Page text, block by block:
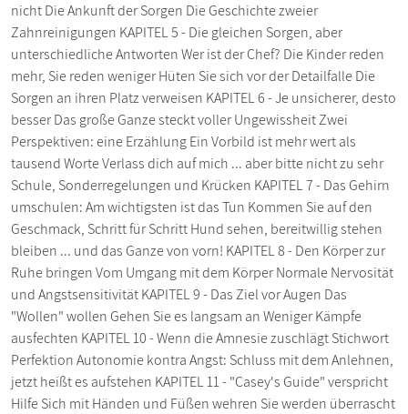
nicht Die Ankunft der Sorgen Die Geschichte zweier
Zahnreinigungen KAPITEL 5 - Die gleichen Sorgen, aber
unterschiedliche Antworten Wer ist der Chef? Die Kinder reden
mehr, Sie reden weniger Hüten Sie sich vor der Detailfalle Die
Sorgen an ihren Platz verweisen KAPITEL 6 - Je unsicherer, desto
besser Das große Ganze steckt voller Ungewissheit Zwei
Perspektiven: eine Erzählung Ein Vorbild ist mehr wert als
tausend Worte Verlass dich auf mich ... aber bitte nicht zu sehr
Schule, Sonderregelungen und Krücken KAPITEL 7 - Das Gehirn
umschulen: Am wichtigsten ist das Tun Kommen Sie auf den
Geschmack, Schritt für Schritt Hund sehen, bereitwillig stehen
bleiben ... und das Ganze von vorn! KAPITEL 8 - Den Körper zur
Ruhe bringen Vom Umgang mit dem Körper Normale Nervosität
und Angstsensitivität KAPITEL 9 - Das Ziel vor Augen Das
"Wollen" wollen Gehen Sie es langsam an Weniger Kämpfe
ausfechten KAPITEL 10 - Wenn die Amnesie zuschlägt Stichwort
Perfektion Autonomie kontra Angst: Schluss mit dem Anlehnen,
jetzt heißt es aufstehen KAPITEL 11 - "Casey's Guide" verspricht
Hilfe Sich mit Händen und Füßen wehren Sie werden überrascht